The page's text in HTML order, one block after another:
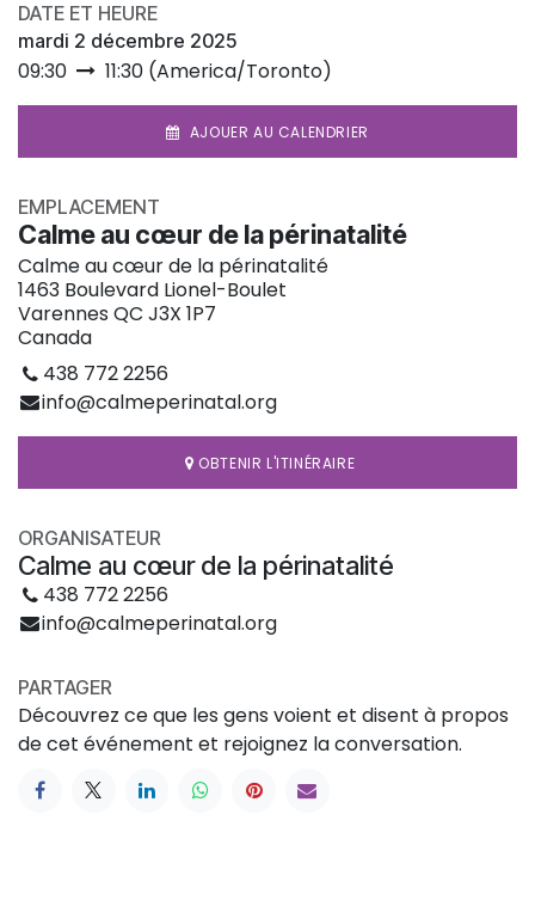
DATE ET HEURE
mardi 2 décembre 2025
09:30 11:30 (America/Toronto)
AJOUER AU CALENDRIER
EMPLACEMENT
Calme au cœur de la périnatalité
Calme au cœur de la périnatalité
1463 Boulevard Lionel-Boulet
Varennes QC J3X 1P7
Canada
438 772 2256
info@calmeperinatal.org
OBTENIR L'ITINÉRAIRE
ORGANISATEUR
Calme au cœur de la périnatalité
438 772 2256
info@calmeperinatal.org
PARTAGER
Découvrez ce que les gens voient et disent à propos
de cet événement et rejoignez la conversation.